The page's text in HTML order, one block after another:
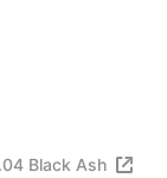
Black Ash